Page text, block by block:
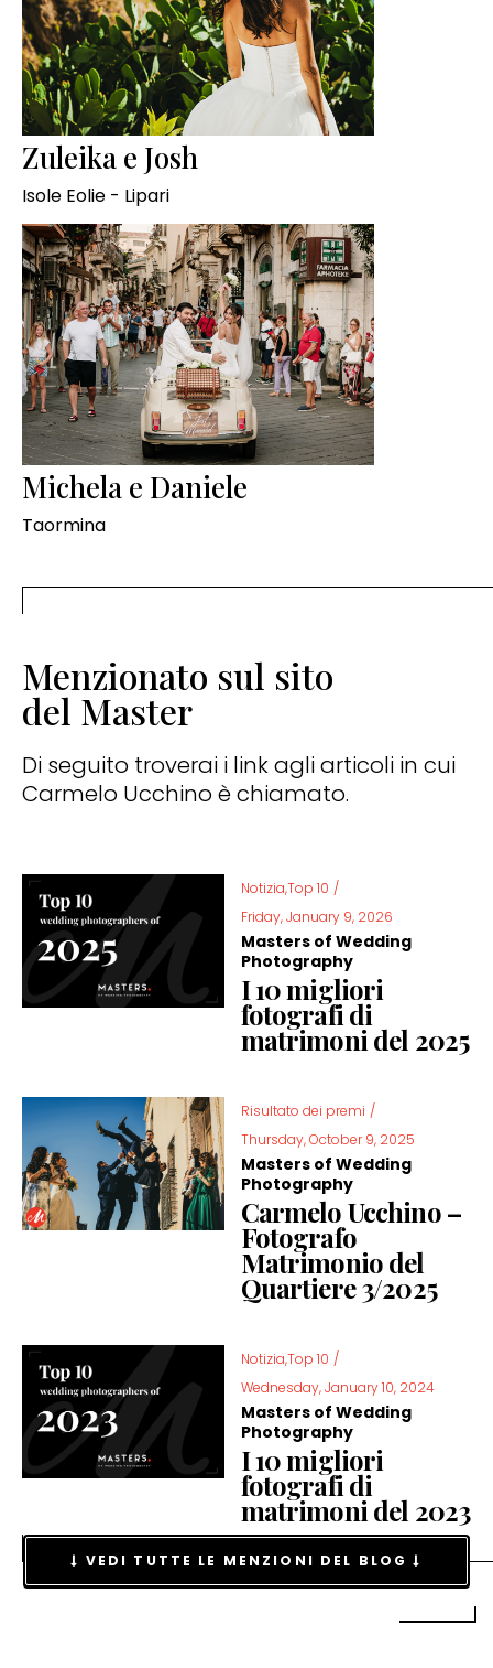
Zuleika e Josh
Isole Eolie - Lipari
Michela e Daniele
Taormina
Menzionato sul sito
del Master
Di seguito troverai i link agli articoli in cui
Carmelo Ucchino è chiamato.
Notizia,Top 10 /
Friday, January 9, 2026
Masters of Wedding
Photography
I 10 migliori
fotografi di
matrimoni del 2025
Risultato dei premi /
Thursday, October 9, 2025
Masters of Wedding
Photography
Carmelo Ucchino –
Fotografo
Matrimonio del
Quartiere 3/2025
Notizia,Top 10 /
Wednesday, January 10, 2024
Masters of Wedding
Photography
I 10 migliori
fotografi di
matrimoni del 2023
VEDI TUTTE LE MENZIONI DEL BLOG